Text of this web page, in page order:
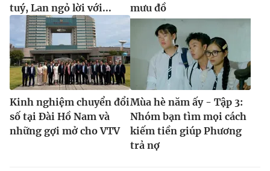
tuý, Lan ngỏ lời với...
mưu đồ
Kinh nghiệm chuyển đổi
số tại Đài Hồ Nam và
những gợi mở cho VTV
Mùa hè năm ấy - Tập 3:
Nhóm bạn tìm mọi cách
kiếm tiền giúp Phương
trả nợ